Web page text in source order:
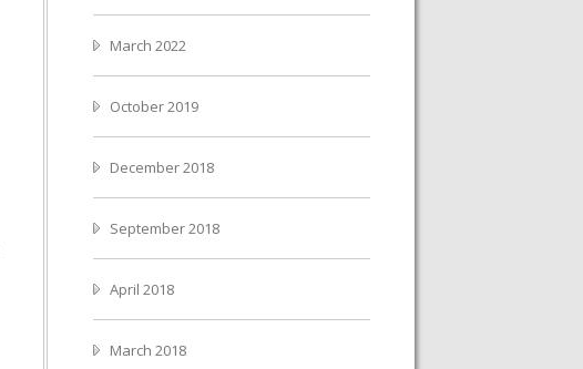
March 2022
October 2019
December 2018
September 2018
April 2018
March 2018